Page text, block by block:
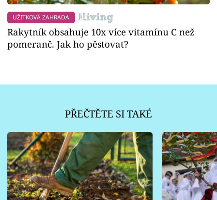
UŽITKOVÁ ZAHRADA
Rakytník obsahuje 10x více vitamínu C než
pomeranč. Jak ho pěstovat?
PŘEČTĚTE SI TAKÉ